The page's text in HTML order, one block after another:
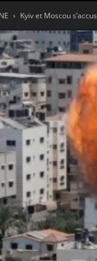
Kyiv et Moscou